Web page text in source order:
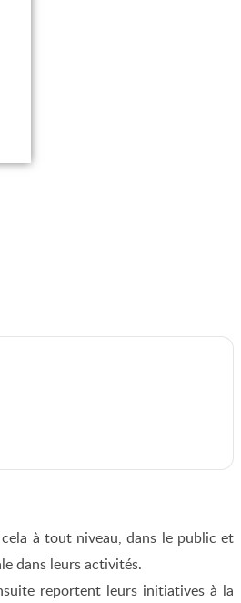
à tout niveau, dans le public et
dans leurs activités.
reportent leurs initiatives à la